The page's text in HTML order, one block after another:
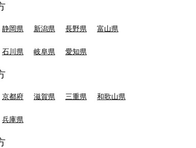
静岡県 新潟県 長野県 富山県
石川県 岐阜県 愛知県
京都府 滋賀県 三重県 和歌山県
兵庫県